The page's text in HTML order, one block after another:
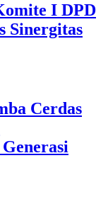
I DPD
Sinergitas
Cerdas